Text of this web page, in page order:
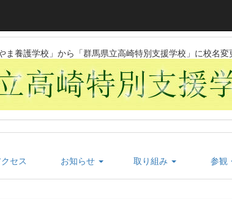
養護学校」から「群馬県立高崎特別支援学校」に校名変
セス お知らせ 取り組み 参観